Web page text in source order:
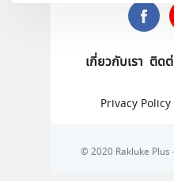
เกี่ยวกับเรา ติดต่
Privacy Policy
© 2020 Rakluke Plus -